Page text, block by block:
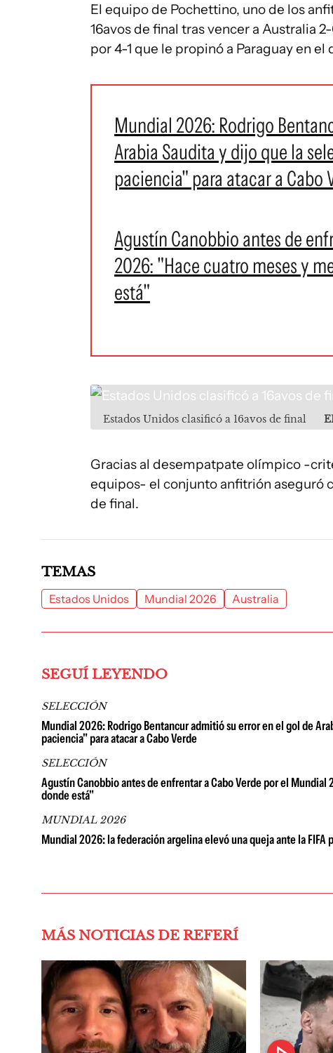
El equipo de Pochettino, uno de los
16avos de final tras vencer a Australia
por 4-1 que le propinó a Paraguay en el
Mundial 2026: Rodrigo
Arabia Saudita y dijo que la
paciencia" para atacar a Cabo
Agustín Canobbio antes de
2026: "Hace cuatro meses y
está"
Estados Unidos clasificó a 16avos de final
Gracias al desempatpate olímpico -
equipos- el conjunto anfitrión aseguró
de final.
TEMAS
Estados Unidos Mundial 2026 Australia
SEGUÍ LEYENDO
SELECCIÓN
Mundial 2026: Rodrigo Bentancur admitió su error en el gol de
paciencia" para atacar a Cabo Verde
SELECCIÓN
Agustín Canobbio antes de enfrentar a Cabo Verde por el
donde está"
MUNDIAL 2026
Mundial 2026: la federación argelina elevó una queja ante la FIFA
MÁS NOTICIAS DE REFERÍ